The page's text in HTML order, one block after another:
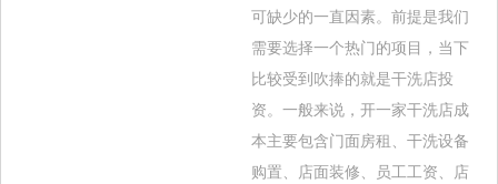
可缺少的一直因素。前提是我们
需要选择一个热门的项目，当下
比较受到吹捧的就是干洗店投
资。一般来说，开一家干洗店成
本主要包含门面房租、干洗设备
购置、店面装修、员工工资、店